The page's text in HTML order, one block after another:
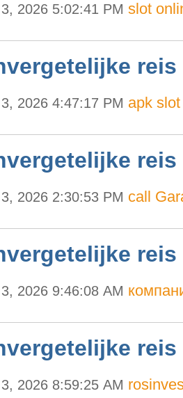
2026 5:02:41 PM slot
reis
2026 4:47:17 PM apk
reis
2026 2:30:53 PM call
reis
2026 9:46:08 AM
reis
2026 8:59:25 AM